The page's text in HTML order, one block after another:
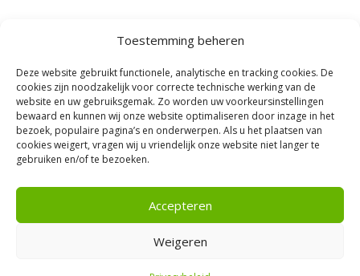
Toestemming beheren
Deze website gebruikt functionele, analytische en tracking cookies. De
cookies zijn noodzakelijk voor correcte technische werking van de
website en uw gebruiksgemak. Zo worden uw voorkeursinstellingen
bewaard en kunnen wij onze website optimaliseren door inzage in het
bezoek, populaire pagina’s en onderwerpen. Als u het plaatsen van
cookies weigert, vragen wij u vriendelijk onze website niet langer te
gebruiken en/of te bezoeken.
Accepteren
Weigeren
Basisbeginselen
Beginnen met beleggen
Startpakket beleggen
Rendement berekenen
Voorwaarden